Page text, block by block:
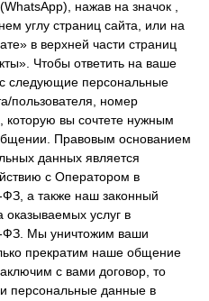
нажав на значок ,
углу страниц сайта, или на
в верхней части страниц
Чтобы ответить на ваше
следующие персональные
пользователя, номер
вы сочтете нужным
Правовым основанием
данных является
с Оператором в
ФЗ, а также наш законный
оказываемых услуг в
ФЗ. Мы уничтожим ваши
прекратим наше общение
с вами договор, то
персональные данные в